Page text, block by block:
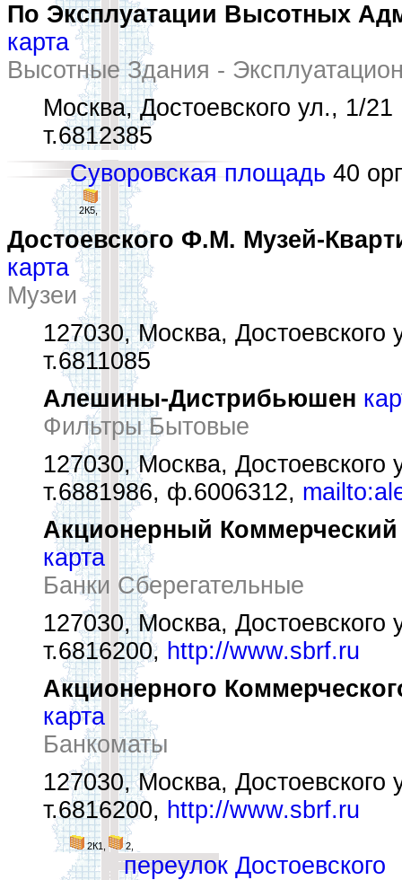
По Эксплуатации Высотных
карта
Высотные Здания -
Москва, Достоевского ул., 1/21
т.6812385
Суворовская площадь 40
2К5,
Достоевского Ф.М. Музей-
карта
Музеи
127030, Москва, Достоевского
т.6811085
Алешины-Дистрибьюшен
Фильтры Бытовые
127030, Москва, Достоевского
т.6881986, ф.6006312,
Акционерный
карта
Банки Сберегательные
127030, Москва, Достоевского
т.6816200, http://www.sbrf.ru
Акционерного
карта
Банкоматы
127030, Москва, Достоевского
т.6816200, http://www.sbrf.ru
2К1, 2,
переулок Достоевского